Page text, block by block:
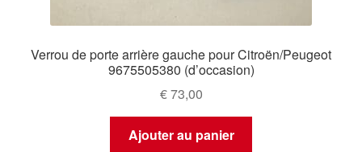
Verrou de porte arrière gauche pour Citroën/Peugeot
9675505380 (d’occasion)
€73,00
Ajouter au panier